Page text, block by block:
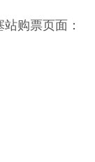
购票页面：